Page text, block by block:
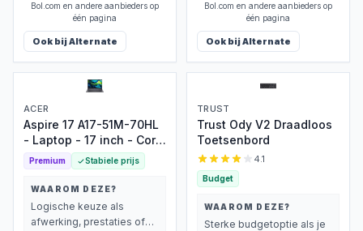
Bol.com en andere aanbieders op
één pagina
Ook bijAlternate
Bol.com en andere aanbieders op
één pagina
Ook bijAlternate
ACER
Aspire 17 A17-51M-70HL
- Laptop - 17 inch - Core
7 - 32GB - 1TB SSD -
Verlicht toetsenbord -
Grijs
Premium Stabiele prijs
WAAROM DEZE?
Logische keuze als
afwerking, prestaties of
TRUST
Trust Ody V2 Draadloos
Toetsenbord
4.1
Budget
WAAROM DEZE?
Sterke budgetoptie als je